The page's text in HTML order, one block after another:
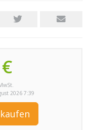
2026 7:39